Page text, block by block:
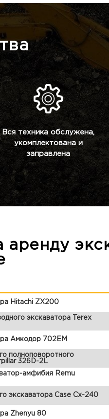
Вся техника обслужена,
укомплектована и
заправлена
аренду
Hitachi ZX200
экскаватора Terex
Амкодор 702ЕМ
полноповоротного
326D-2L
амфибия Remu
экскаватора Case Cx-240
Zhenyu 80